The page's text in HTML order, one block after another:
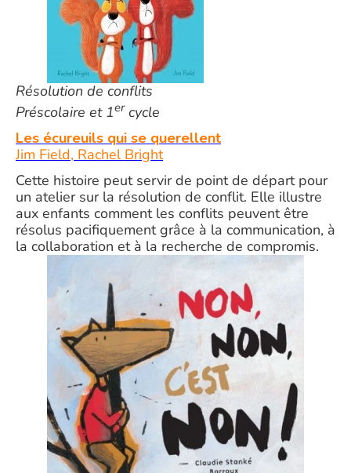
Résolution de conflits
Préscolaire et 1ercycle
Les écureuils qui se querellent
Jim Field, Rachel Bright
Cette histoire peut servir de point de départ pour
un atelier sur la résolution de conflit. Elle illustre
aux enfants comment les conflits peuvent être
résolus pacifiquement grâce à la communication, à
la collaboration et à la recherche de compromis.